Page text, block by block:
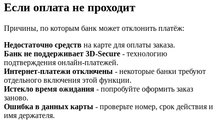
Если оплата не проходит
Причины, по которым банк может отклонить платёж:
Недостаточно средств на карте для оплаты заказа.
Банк не поддерживает 3D-Secure - технологию
подтверждения онлайн-платежей.
Интернет-платежи отключены - некоторые банки требуют
отдельного включения этой функции.
Истекло время ожидания - попробуйте оформить заказ
заново.
Ошибка в данных карты - проверьте номер, срок действия и
имя держателя.